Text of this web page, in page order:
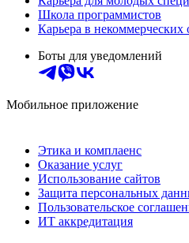
Школа программистов
Карьера в некоммерческих
Боты для уведомлений
Мобильное приложение
Этика и комплаенс
Оказание услуг
Использование сайтов
Защита персональных
Пользовательское
ИТ аккредитация